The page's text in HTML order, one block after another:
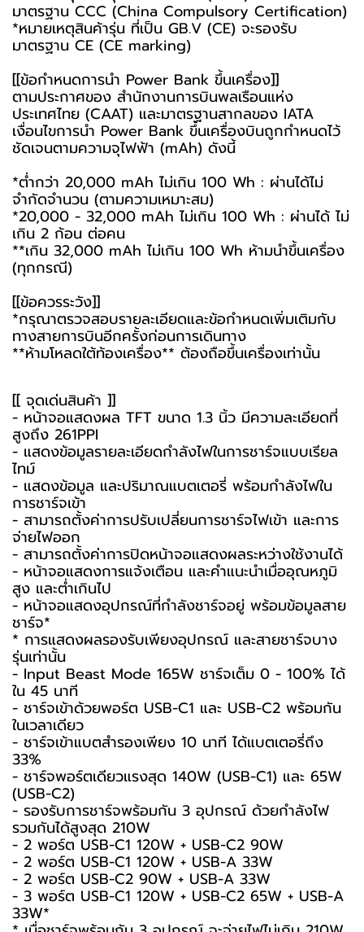
มาตรฐาน CCC (China Compulsory Certification)
*หมายเหตุสินค้ารุ่น ที่เป็น GB.V (CE) จะรองรับ
มาตรฐาน CE (CE marking)
[[ข้อกำหนดการนำ Power Bank ขึ้นเครื่อง]]
ตามประกาศของ สำนักงานการบินพลเรือนแห่ง
ประเทศไทย (CAAT) และมาตรฐานสากลของ IATA
เงื่อนไขการนำ Power Bank ขึ้นเครื่องบินถูกกำหนดไว้
ชัดเจนตามความจุไฟฟ้า (mAh) ดังนี้
*ต่ำกว่า 20,000 mAh ไม่เกิน 100 Wh : ผ่านได้ไม่
จำกัดจำนวน (ตามความเหมาะสม)
*20,000 - 32,000 mAh ไม่เกิน 100 Wh : ผ่านได้ ไม่
เกิน 2 ก้อน ต่อคน
**เกิน 32,000 mAh ไม่เกิน 100 Wh ห้ามนำขึ้นเครื่อง
(ทุกกรณี)
[[ข้อควรระวัง]]
*กรุณาตรวจสอบรายละเอียดและข้อกำหนดเพิ่มเติมกับ
ทางสายการบินอีกครั้งก่อนการเดินทาง
**ห้ามโหลดใต้ท้องเครื่อง** ต้องถือขึ้นเครื่องเท่านั้น
[[ จุดเด่นสินค้า ]]
- หน้าจอแสดงผล TFT ขนาด 1.3 นิ้ว มีความละเอียดที่
สูงถึง 261PPI
- แสดงข้อมูลรายละเอียดกำลังไฟในการชาร์จแบบเรียล
ไทม์
- แสดงข้อมูล และปริมาณแบตเตอรี่ พร้อมกำลังไฟใน
การชาร์จเข้า
- สามารถตั้งค่าการปรับเปลี่ยนการชาร์จไฟเข้า และการ
จ่ายไฟออก
- สามารถตั้งค่าการปิดหน้าจอแสดงผลระหว่างใช้งานได้
- หน้าจอแสดงการแจ้งเตือน และคำแนะนำเมื่ออุณหภูมิ
สูง และต่ำเกินไป
- หน้าจอแสดงอุปกรณ์ที่กำลังชาร์จอยู่ พร้อมข้อมูลสาย
ชาร์จ*
* การแสดงผลรองรับเพียงอุปกรณ์ และสายชาร์จบาง
รุ่นเท่านั้น
- Input Beast Mode 165W ชาร์จเต็ม 0 - 100% ได้
ใน 45 นาที
- ชาร์จเข้าด้วยพอร์ต USB-C1 และ USB-C2 พร้อมกัน
ในเวลาเดียว
- ชาร์จเข้าแบตสำรองเพียง 10 นาที ได้แบตเตอรี่ถึง
33%
- ชาร์จพอร์ตเดียวแรงสุด 140W (USB-C1) และ 65W
(USB-C2)
- รองรับการชาร์จพร้อมกัน 3 อุปกรณ์ ด้วยกำลังไฟ
รวมกันได้สูงสุด 210W
- 2 พอร์ต USB-C1 120W + USB-C2 90W
- 2 พอร์ต USB-C1 120W + USB-A 33W
- 2 พอร์ต USB-C2 90W + USB-A 33W
- 3 พอร์ต USB-C1 120W + USB-C2 65W + USB-A
33W*